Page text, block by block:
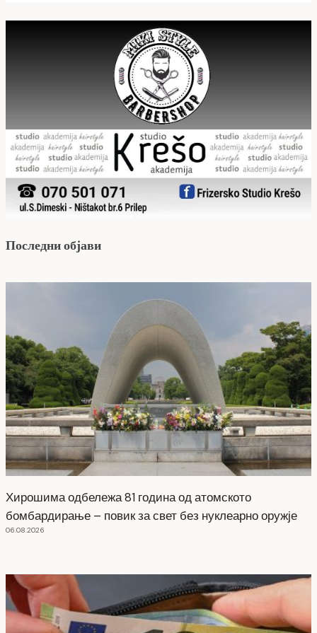
Последни објави
Хирошима одбележа 81 година од атомското
бомбардирање – повик за свет без нуклеарно оружје
06.08.2026